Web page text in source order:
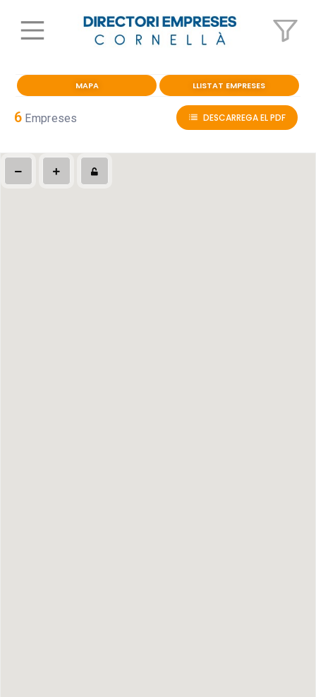
MAPA LLISTAT EMPRESES
6 Empreses DESCARREGA EL PDF